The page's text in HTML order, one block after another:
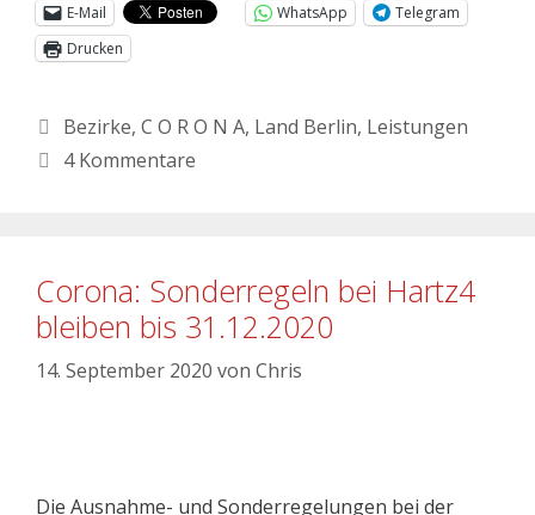
E-Mail
WhatsApp
Telegram
Drucken
Bezirke, C O R O N A, Land Berlin, Leistungen
4 Kommentare
Corona: Sonderregeln bei Hartz4
bleiben bis 31.12.2020
14. September 2020 von Chris
Die Ausnahme- und Sonderregelungen bei der